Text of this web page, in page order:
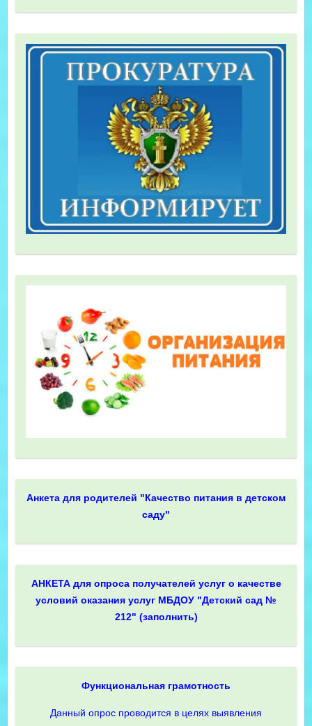
Анкета для родителей "Качество питания в детском
саду"
АНКЕТА для опроса получателей услуг о качестве
условий оказания услуг МБДОУ "Детский сад №
212" (заполнить)
Функциональная грамотность
Данный опрос проводится в целях выявления